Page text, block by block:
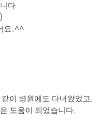
다
요..^^
이 병원에도 다녀왔었고,
도움이 되었습니다.